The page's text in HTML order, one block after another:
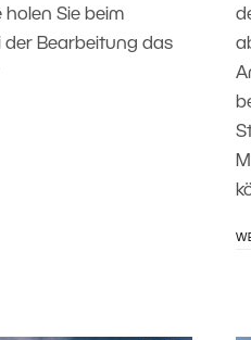
holen Sie beim
Bearbeitung das